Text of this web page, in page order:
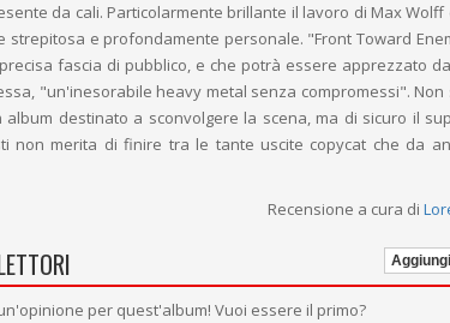
da cali. Particolarmente brillante il lavoro di Max
strepitosa e profondamente personale. "Front Toward
fascia di pubblico, e che potrà essere apprezzato
"un'inesorabile heavy metal senza compromessi". Non
destinato a sconvolgere la scena, ma di sicuro il
non merita di finire tra le tante uscite copycat che da
Recensione a cura di
per quest'album! Vuoi essere il primo?